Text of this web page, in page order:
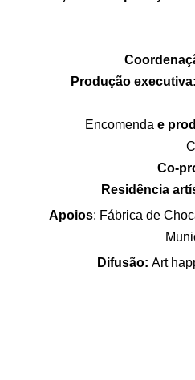
Produção executiva:
Encomenda e
Co-
Residência
Apoios: Fábrica de
Difusão: Art